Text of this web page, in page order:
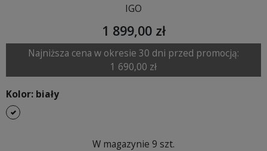
IGO
1 899,00 zł
Najniższa cena w okresie 30 dni przed promocją:
1 690,00 zł
Kolor: biały
biały
W magazynie 9 szt.